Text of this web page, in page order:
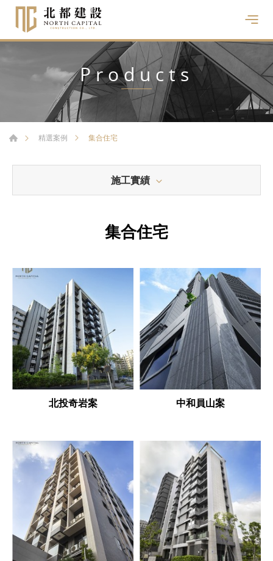
Products
精選案例 集合住宅
施工實績
集合住宅
北投奇岩案 中和員山案